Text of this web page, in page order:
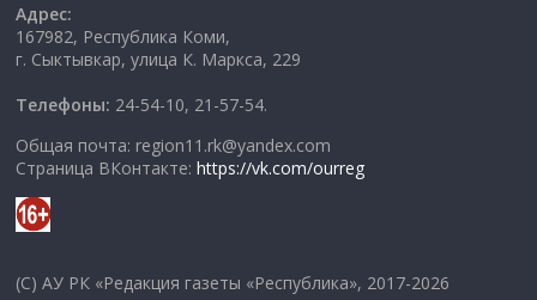
Адрес:
167982, Республика Коми,
г. Сыктывкар, улица К. Маркса, 229
Телефоны: 24-54-10, 21-57-54.
Общая почта: region11.rk@yandex.com
Страница ВКонтакте:https://vk.com/ourreg
(C) АУ РК «Редакция газеты «Республика», 2017-2026